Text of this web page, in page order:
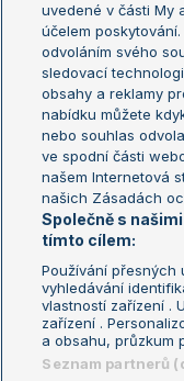
Aktualní trendy
Fotbalové přestupy
Livesport Daily
LS Prague Open
Podmínky užití
GDPR a žurnalistika
Kontakt
uvedené v části My
účelem
odvoláním svého
sledovací
obsahy a reklamy
nabídku můžete
nebo souhlas
ve spodní části
našem Internetová
našich Zásadách
Společně s
tímto cílem:
Používání přesných
vyhledávání
vlastností zařízení .
zařízení .
a obsahu, průzkum
Seznam partnerů